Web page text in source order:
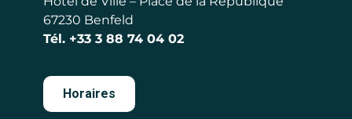
67230 Benfeld
Tél. +33 3 88 74 04 02
Horaires